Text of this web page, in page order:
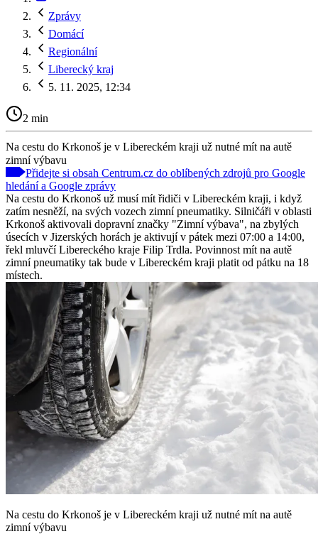
Zprávy
Domácí
Regionální
Liberecký kraj
5. 11. 2025, 12:34
2 min
Na cestu do Krkonoš je v Libereckém kraji už nutné mít na autě
zimní výbavu
Přidejte si obsah Centrum.cz do oblíbených zdrojů pro Google
hledání a Google zprávy
Na cestu do Krkonoš už musí mít řidiči v Libereckém kraji, i když
zatím nesněží, na svých vozech zimní pneumatiky. Silničáři v oblasti
Krkonoš aktivovali dopravní značky "Zimní výbava", na zbylých
úsecích v Jizerských horách je aktivují v pátek mezi 07:00 a 14:00,
řekl mluvčí Libereckého kraje Filip Trdla. Povinnost mít na autě
zimní pneumatiky tak bude v Libereckém kraji platit od pátku na 18
místech.
Na cestu do Krkonoš je v Libereckém kraji už nutné mít na autě
zimní výbavu